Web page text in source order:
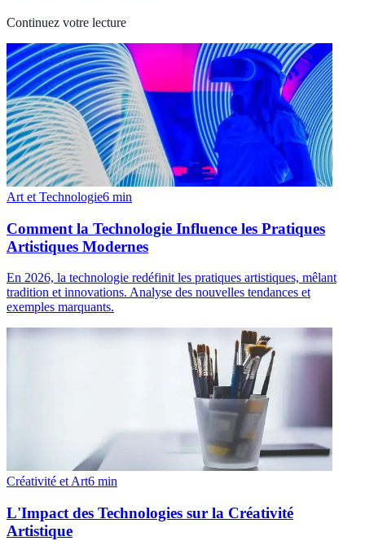
Continuez votre lecture
Art et Technologie6 min
Comment la Technologie Influence les Pratiques
Artistiques Modernes
En 2026, la technologie redéfinit les pratiques artistiques, mêlant
tradition et innovations. Analyse des nouvelles tendances et
exemples marquants.
Créativité et Art6 min
L'Impact des Technologies sur la Créativité
Artistique